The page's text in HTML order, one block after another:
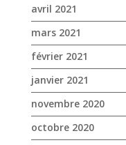
avril 2021
mars 2021
février 2021
janvier 2021
novembre 2020
octobre 2020